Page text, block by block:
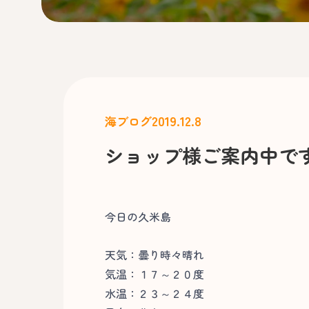
海ブログ2019.12.8
ショップ様ご案内中で
今日の久米島
天気：曇り時々晴れ
気温：１７～２０度
水温：２３～２４度